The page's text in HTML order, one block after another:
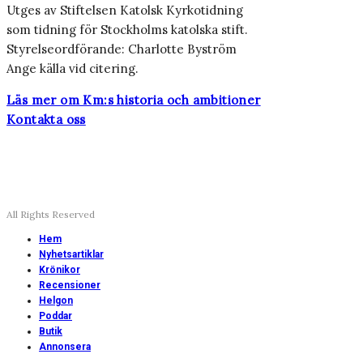
Utges av Stiftelsen Katolsk Kyrkotidning
som tidning för Stockholms katolska stift.
Styrelseordförande: Charlotte Byström
Ange källa vid citering.
Läs mer om Km:s historia och ambitioner
Kontakta oss
All Rights Reserved
Hem
Nyhetsartiklar
Krönikor
Recensioner
Helgon
Poddar
Butik
Annonsera